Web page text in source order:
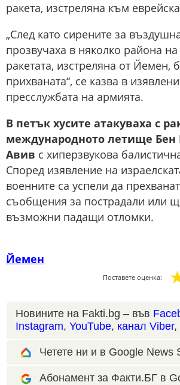
ракета, изстреляна към
„След като сирените за
прозвучаха в няколко района
ракетата, изстреляна от Йемен,
прихваната“, се казва в
пресслужбата на армията.
В петък хусите атакуваха с
международното летище Бен
Авив с хиперзвукова
Според изявление на
военните са успели да
съобщения за пострадали или
възможни падащи отломки.
Йемен
Поставете оценка:
Новините на Fakti.bg – във
Instagram, YouTube, канал Viber,
Четете ни и в Google News
Абонамент за Факти.БГ в